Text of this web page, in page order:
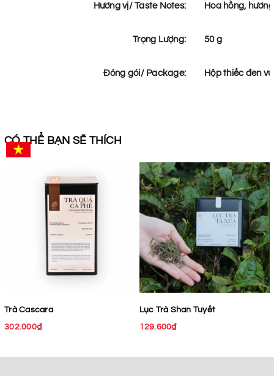
Hương vị/ Taste Notes: Hoa hồng,
Trọng Lượng: 50 g
Đóng gói/ Package: Hộp thiếc đen
CÓ THỂ BẠN SẼ THÍCH
Trà Cascara
302.000₫
Lục Trà Shan Tuyết
129.600₫